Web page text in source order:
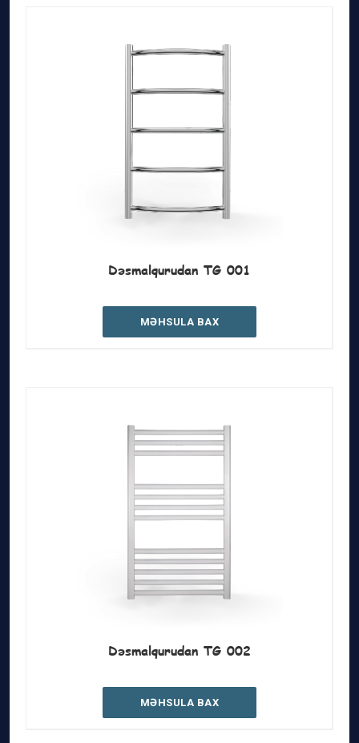
Dəsmalqurudan TG 001
MƏHSULA BAX
Dəsmalqurudan TG 002
MƏHSULA BAX